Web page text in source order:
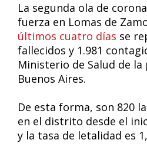
La segunda ola de
fuerza en Lomas de
últimos cuatro días se
fallecidos y 1.981
Ministerio de Salud de la
Buenos Aires.
De esta forma, son 820
en el distrito desde el
y la tasa de letalidad es